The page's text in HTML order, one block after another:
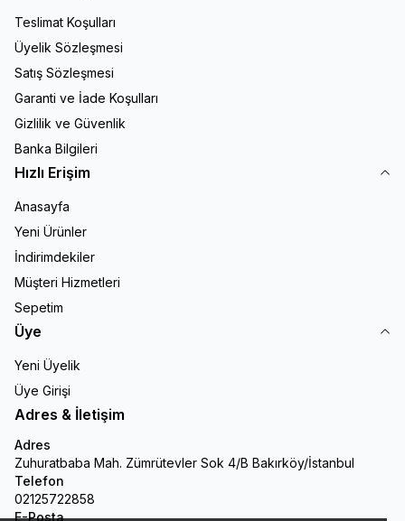
Teslimat Koşulları
Üyelik Sözleşmesi
Satış Sözleşmesi
Garanti ve İade Koşulları
Gizlilik ve Güvenlik
Banka Bilgileri
Hızlı Erişim
Anasayfa
Yeni Ürünler
İndirimdekiler
Müşteri Hizmetleri
Sepetim
Üye
Yeni Üyelik
Üye Girişi
Adres & İletişim
Adres
Zuhuratbaba Mah. Zümrütevler Sok 4/B Bakırköy/İstanbul
Telefon
02125722858
E-Posta